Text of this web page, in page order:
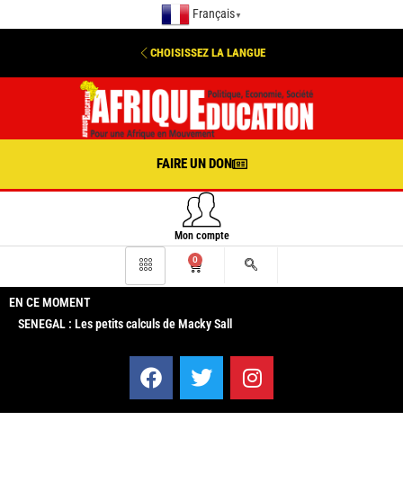
Français ▼
CHOISISSEZ LA LANGUE
FAIRE UN DON
Mon compte
0
EN CE MOMENT
SENEGAL : Les petits calculs de Macky Sall